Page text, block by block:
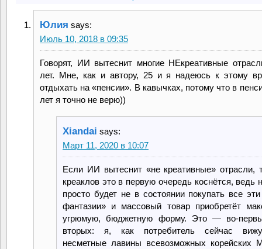
Юлия says:
Июль 10, 2018 в 09:35
Говорят, ИИ вытеснит многие НЕкреативные
лет. Мне, как и автору, 25 и я надеюсь к этому
отдыхать на «пенсии». В кавычках, потому что в
лет я точно не верю))
Xiandai says:
Март 11, 2020 в 10:07
Если ИИ вытеснит «не креативные» отрасли,
креаклов это в первую очередь коснётся, ведь
просто будет не в состоянии покупать все эти
фантазии» и массовый товар приобретёт
угрюмую, бюджетную форму. Это — во-
вторых: я, как потребитель сейчас
несметные лавины всевозможных корейских